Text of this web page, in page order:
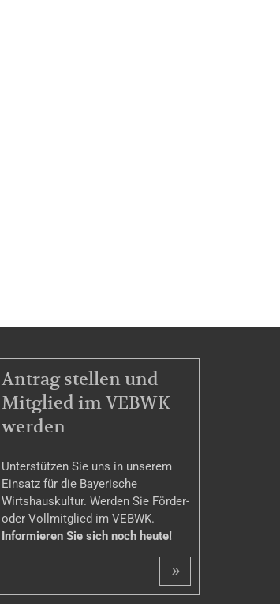
MITGLIEDSCHAFT
Antrag stellen und
Mitglied im VEBWK
werden
Unterstützen Sie uns in unserem
Einsatz für die Bayerische
Wirtshauskultur. Werden Sie Förder-
oder Vollmitglied im VEBWK.
Informieren Sie sich noch heute!
»